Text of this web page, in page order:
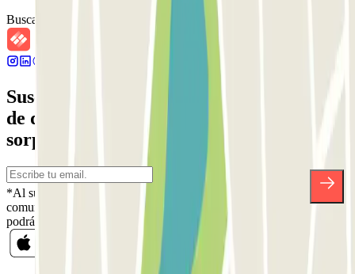
Buscar parkings cercanos
Suscríbete a nuestra newsletter y entérate
de descuentos, sorteos y otras muchas
sorpresas.
*Al suscribirte aceptas nuestra Política de Privacidad para recibir
comunicaciones comerciales de Parclick. Sin ningún compromiso,
podrás darte de baja cuando quieras en la misma newsletter.